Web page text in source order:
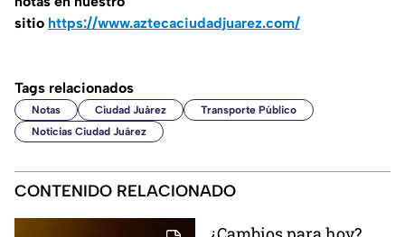
sitio https://www.aztecaciudadjuarez.com/
Tags relacionados
Notas Ciudad Juárez
Transporte Público
Noticias Ciudad Juárez
CONTENIDO RELACIONADO